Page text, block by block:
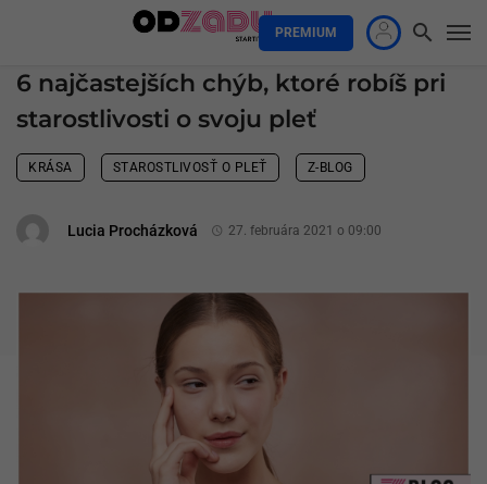
PREMIUM
6 najčastejších chýb, ktoré robíš pri
starostlivosti o svoju pleť
KRÁSA STAROSTLIVOSŤ O PLEŤ Z-BLOG
Lucia Procházková 27. februára 2021 o 09:00